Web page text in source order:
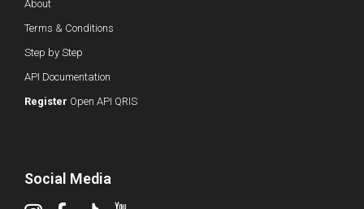
About
Terms & Conditions
Step by Step
API Documentation
Register Open API QRIS
Social Media